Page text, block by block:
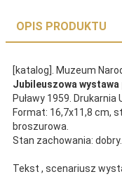
OPIS PRODUKTU
[katalog]. Muzeum
Jubileuszowa wystawa
Puławy 1959.
Format: 16,7x11,8 cm,
broszurowa.
Stan zachowania: dobry.
Tekst , scenariusz